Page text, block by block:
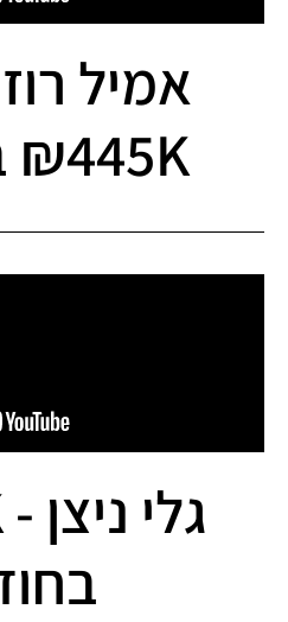
אמיל
445K₪ בחודש